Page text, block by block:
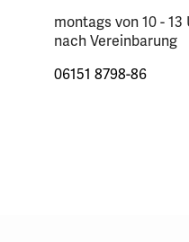
montags von 10 - 13
nach Vereinbarung
06151 8798-86